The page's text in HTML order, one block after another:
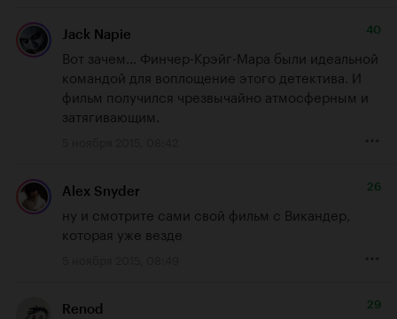
Jack Napie 40
Вот зачем... Финчер-Крэйг-Мара были идеальной
командой для воплощение этого детектива. И
фильм получился чрезвычайно атмосферным и
затягивающим.
Alex Snyder 26
ну и смотрите сами свой фильм с Викандер,
которая уже везде
Renod 29